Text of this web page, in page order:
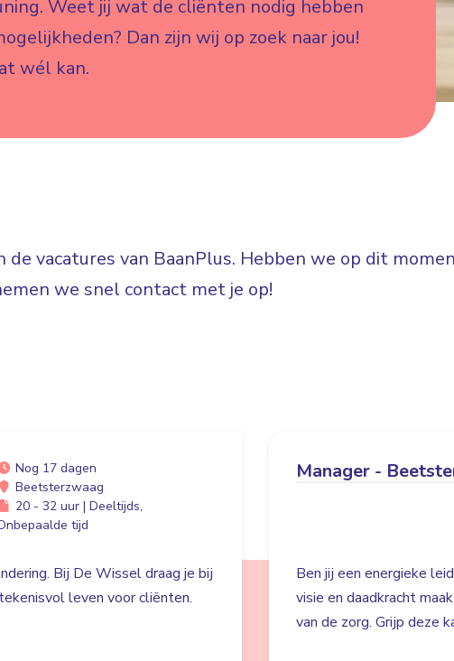
Weet jij wat de cliënten nodig hebben
Dan zijn wij op zoek naar jou!
wél kan.
de vacatures van BaanPlus. Hebben we op dit
we snel contact met je op!
Nog 17 dagen
Beetsterzwaag
20 - 32 uur | Deeltijds,
tijd
Bij De Wissel draag je bij
leven voor cliënten.
Manager -
Ben jij een energieke
visie en daadkracht
van de zorg. Grijp deze